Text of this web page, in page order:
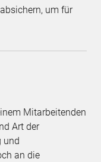
um für
Mitarbeitenden
Art der
und
an die